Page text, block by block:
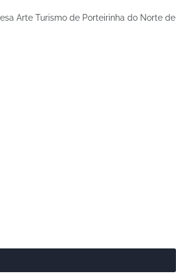
Arte Turismo de Porteirinha do Norte de